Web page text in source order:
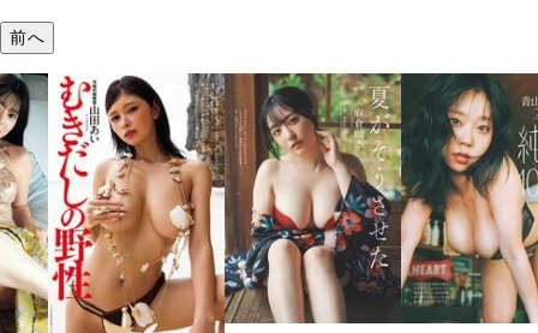
前へ
溝端 葵『もう
つの、あおい
で。』
2026年08月09日